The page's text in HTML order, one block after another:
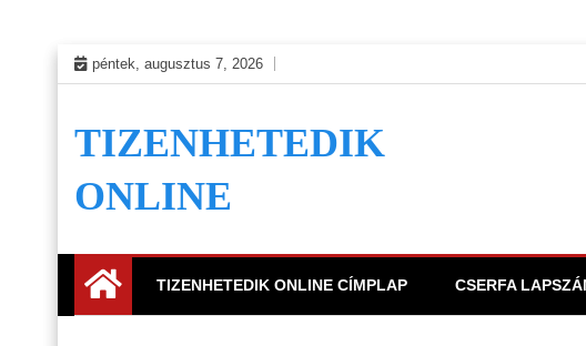
Skip
to
péntek, augusztus 7, 2026
TIZENHETEDIK
ONLINE
TIZENHETEDIK ONLINE CÍMPLAP CSERFA